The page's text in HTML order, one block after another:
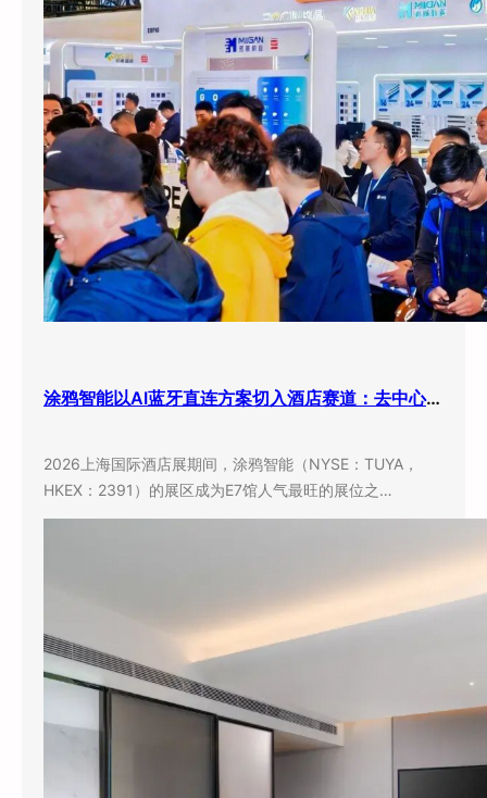
涂鸦智能以AI蓝牙直连方案切入酒店赛道：去中心化架构破解智能化改造三大痛点
2026上海国际酒店展期间，涂鸦智能（NYSE：TUYA，
HKEX：2391）的展区成为E7馆人气最旺的展位之…